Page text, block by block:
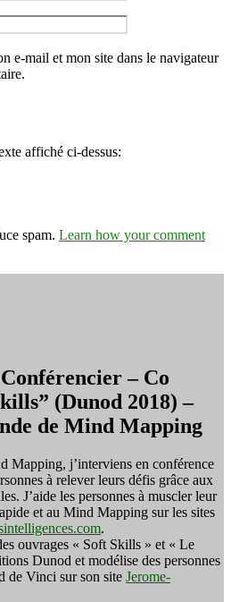
e-mail et mon site dans le navigateur
affiché ci-dessus:
spam. Learn how your comment
– Co
(Dunod 2018) –
de Mind Mapping
Mapping, j’interviens en conférence
à relever leurs défis grâce aux
J’aide les personnes à muscler leur
et au Mind Mapping sur les sites
.
ouvrages « Soft Skills » et « Le
Dunod et modélise des personnes
de Vinci sur son site Jerome-